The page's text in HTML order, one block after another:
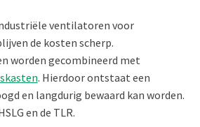
ventilatoren voor
de kosten scherp.
worden gecombineerd met
. Hierdoor ontstaat een
en langdurig bewaard kan worden.
en de TLR.